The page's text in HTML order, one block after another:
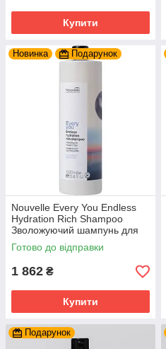
Купити
Новинка Подарунок
Nouvelle Every You Endless
Hydration Rich Shampoo
Зволожуючий шампунь для
нормального та густого
волосся 1 л.
Готово до відправки
1 862 ₴
Купити
Подарунок